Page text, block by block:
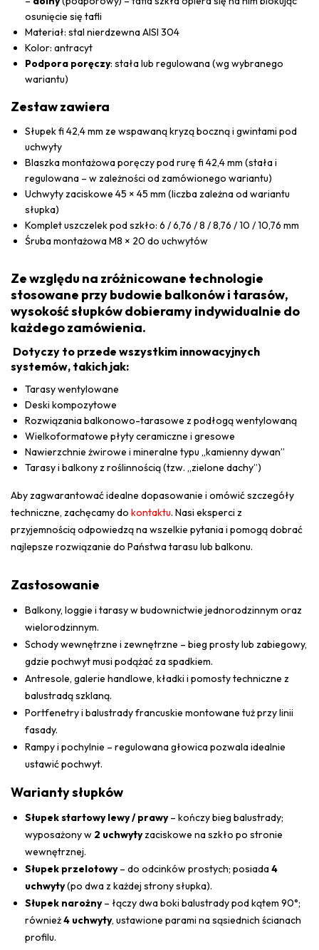
osunięcie się tafli
Materiał: stal nierdzewna AISI 304
Kolor: antracyt
Podpora poręczy: stała lub regulowana (wg wybranego
wariantu)
Zestaw zawiera
Słupek fi 42,4 mm ze wspawaną kryzą boczną i gwintami pod
uchwyty
Blaszka montażowa poręczy pod rurę fi 42,4 mm (stała i
regulowana – w zależności od zamówionego wariantu)
Uchwyty zaciskowe 45 × 45 mm (liczba zależna od wariantu
słupka)
Komplet uszczelek pod szkło: 6 / 6,76 / 8 / 8,76 / 10 / 10,76 mm
Śruba montażowa M8 × 20 do uchwytów
Ze względu na zróżnicowane technologie
stosowane przy budowie balkonów i tarasów,
wysokość słupków dobieramy indywidualnie do
każdego zamówienia.
Dotyczy to przede wszystkim innowacyjnych
systemów, takich jak:
Tarasy wentylowane
Deski kompozytowe
Rozwiązania balkonowo-tarasowe z podłogą wentylowaną
Wielkoformatowe płyty ceramiczne i gresowe
Nawierzchnie żwirowe i mineralne typu „kamienny dywan”
Tarasy i balkony z roślinnością (tzw. „zielone dachy”)
Aby zagwarantować idealne dopasowanie i omówić szczegóły
techniczne, zachęcamy do kontaktu. Nasi eksperci z
przyjemnością odpowiedzą na wszelkie pytania i pomogą dobrać
najlepsze rozwiązanie do Państwa tarasu lub balkonu.
Zastosowanie
Balkony, loggie i tarasy w budownictwie jednorodzinnym oraz
wielorodzinnym.
Schody wewnętrzne i zewnętrzne – bieg prosty lub zabiegowy,
gdzie pochwyt musi podążać za spadkiem.
Antresole, galerie handlowe, kładki i pomosty techniczne z
balustradą szklaną.
Portfenetry i balustrady francuskie montowane tuż przy linii
fasady.
Rampy i pochylnie – regulowana głowica pozwala idealnie
ustawić pochwyt.
Warianty słupków
Słupek startowy lewy / prawy– kończy bieg balustrady;
wyposażony w 2 uchwytyzaciskowe na szkło po stronie
wewnętrznej.
Słupek przelotowy– do odcinków prostych; posiada4
uchwyty(po dwa z każdej strony słupka).
Słupek narożny– łączy dwa boki balustrady pod kątem 90°;
również4 uchwyty, ustawione parami na sąsiednich ścianach
profilu.